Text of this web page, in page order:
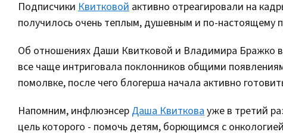
Подписчики Квитковой активно отреагировали на
получилось очень теплым, душевным и по-настоящему
Об отношениях Даши Квитковой и Владимира Бражко
все чаще интриговала поклонников общими
помолвке, после чего блогерша начала активно
Напомним, инфлюэнсер Даша Квитковауже в третий
цель которого - помочь детям, борющимся с